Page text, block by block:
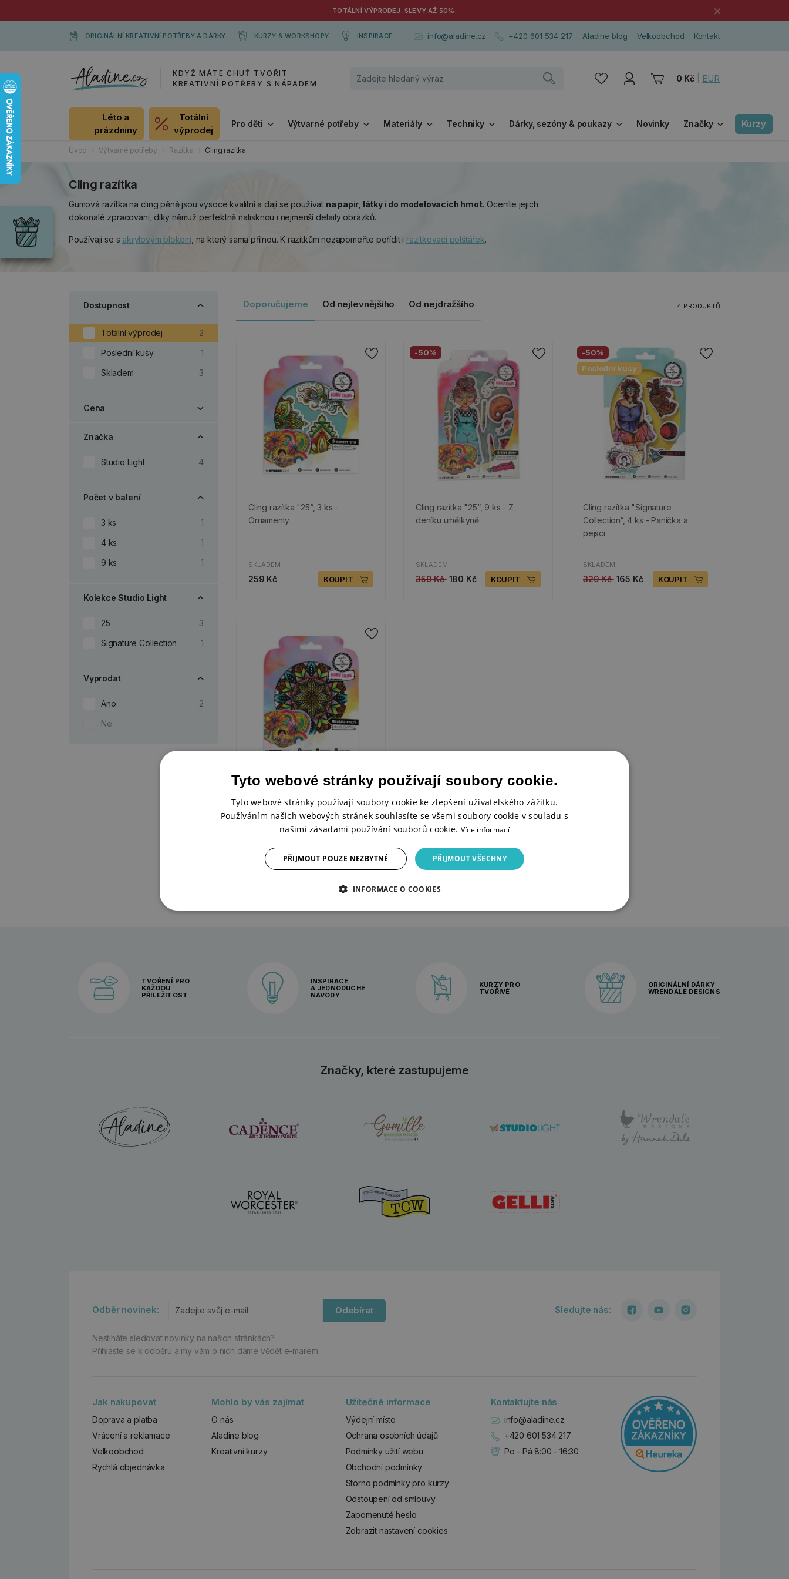
TOTÁLNÍ VÝPRODEJ. SLEVY AŽ 50%. ×
ORIGINÁLNÍ KREATIVNÍ POTŘEBY A DÁRKY KURZY & WORKSHOPY INSPIRACE info@aladine.cz +420 601 534 217 Aladine blog Velkoobchod Kontakt
KDYŽ MÁTE CHUŤ TVOŘIT
KREATIVNÍ POTŘEBY S NÁPADEM
0 Kč EUR
Léto a
prázdniny
Totální
výprodej
Pro děti Výtvarné potřeby Materiály Techniky Dárky, sezóny & poukazy Novinky Značky Kurzy
Úvod Výtvarné potřeby Razítka Cling razítka
Cling razítka
Gumová razítka na cling pěně jsou vysoce kvalitní a dají se používat na papír, látky i do modelovacích hmot. Oceníte jejich
dokonalé zpracování, díky němuž perfektně natisknou i nejmenší detaily obrázků.
Používají se s akrylovým blokem , na který sama přilnou. K razítkům nezapomeňte pořídit i razítkovací polštářek.
Dostupnost
Totální výprodej
2
Poslední kusy
1
Skladem
3
Cena
Značka
Studio Light 4
Počet v balení
3 ks
1
4 ks
1
9 ks
1
Kolekce Studio Light
25
3
Signature Collection
1
Vyprodat
Ano
2
Ne
Doporučujeme Od nejlevnějšího Od nejdražšího 4 PRODUKTŮ
Cling razítka "25“, 3 ks -
Ornamenty
SKLADEM
259 Kč KOUPIT
-50%
Cling razítka "25“, 9 ks - Z
deníku umělkyně
SKLADEM
359 Kč 180 Kč KOUPIT
-50%
Poslední kusy
Cling razítka "Signature
Collection“, 4 ks - Panička a
pejsci
SKLADEM
329 Kč 165 Kč KOUPIT
Cling razítko "25“, 12x12 cm -
Mandala
NA DOTAZ
TVOŘENÍ PRO
KAŽDOU
PŘÍLEŽITOST
INSPIRACE
A JEDNODUCHÉ
NÁVODY
KURZY PRO
TVOŘIVÉ
ORIGINÁLNÍ DÁRKY
WRENDALE DESIGNS
Značky, které zastupujeme
Odběr novinek: Odebírat
Nestíháte sledovat novinky na našich stránkách?
Přihlaste se k odběru a my vám o nich dáme vědět e-mailem.
Sledujte nás:
Jak nakupovat
Doprava a platba
Vrácení a reklamace
Velkoobchod
Rychlá objednávka
Mohlo by vás zajímat
O nás
Aladine blog
Kreativní kurzy
Užitečné informace
Výdejní místo
Ochrana osobních údajů
Podmínky užití webu
Obchodní podmínky
Storno podmínky pro kurzy
Odstoupení od smlouvy
Zapomenuté heslo
Zobrazit nastavení cookies
Kontaktujte nás
info@aladine.cz
+420 601 534 217
Po - Pá 8:00 - 16:30
Dárky
Wrendale
Radost pro
Tyto webové stránky používají soubory cookie.
Tyto webové stránky používají soubory cookie ke zlepšení uživatelského zážitku.
Používáním našich webových stránek souhlasíte se všemi soubory cookie v souladu s
našimi zásadami používání souborů cookie. Více informací
PŘIJMOUT VŠECHNY
PŘIJMOUT POUZE NEZBYTNÉ
INFORMACE O COOKIES